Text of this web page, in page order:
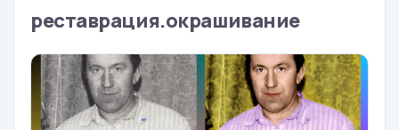
реставрация.окрашивание